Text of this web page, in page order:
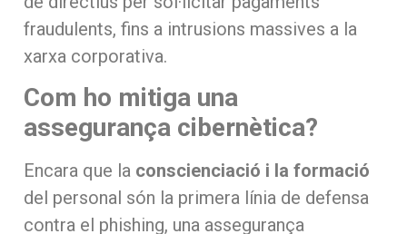
fraudulents, fins a intrusions massives a la
xarxa corporativa.
Com ho mitiga una
assegurança cibernètica?
Encara que la conscienciació i la formació
del personal són la primera línia de defensa
contra el phishing, una assegurança